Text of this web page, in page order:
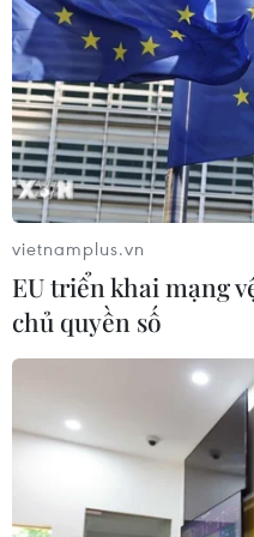
26/07/2026 14:59
Diễn đàn tại Nhật Bản
đầu tư dài hạn cho
25/07/2026 13:59
Giữ lửa văn hóa Việt và
thần "tương thân tương
Trại Hè Việt Nam: Kết
người Việt Nam ở nước
vietnamplus.vn
EU triển khai mạng
chủ quyền số